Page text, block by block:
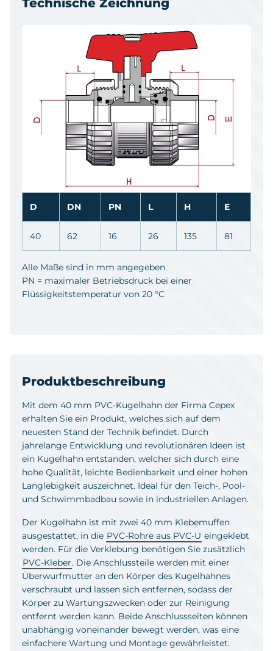
Produktbeschreibung
Mit dem 40 mm PVC-Kugelhahn der Firma Cepex
erhalten Sie ein Produkt, welches sich auf dem
neuesten Stand der Technik befindet. Durch
jahrelange Entwicklung und revolutionären Ideen ist
ein Kugelhahn entstanden, welcher sich durch eine
hohe Qualität, leichte Bedienbarkeit und einer hohen
Langlebigkeit auszeichnet. Ideal für den Teich-, Pool-
und Schwimmbadbau sowie in industriellen Anlagen.
Der Kugelhahn ist mit zwei 40 mm Klebemuffen
ausgestattet, in die PVC-Rohre aus PVC-U eingeklebt
werden. Für die Verklebung benötigen Sie zusätzlich
PVC-Kleber. Die Anschlussteile werden mit einer
Überwurfmutter an den Körper des Kugelhahnes
verschraubt und lassen sich entfernen, sodass der
Körper zu Wartungszwecken oder zur Reinigung
entfernt werden kann. Beide Anschlussseiten können
unabhängig voneinander bewegt werden, was eine
einfachere Wartung und Montage gewährleistet.
D DN PN L H E
40 62 16 26 135 81
Alle Maße sind in mm angegeben.
PN = maximaler Betriebsdruck bei einer
Flüssigkeitstemperatur von 20 °C